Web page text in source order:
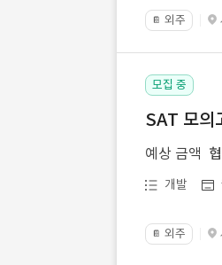
📔 외주
모집 중
SAT 모의
예상 금액
개발
📔 외주